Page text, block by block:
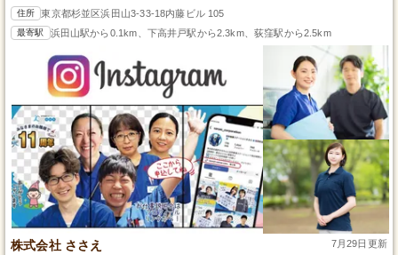
住所 東京都杉並区浜田山3-33-18内藤ビル 105
最寄駅 浜田山駅から0.1km、下高井戸駅から2.3km、荻窪駅から2.5km
株式会社 ささえ 7月29日更新